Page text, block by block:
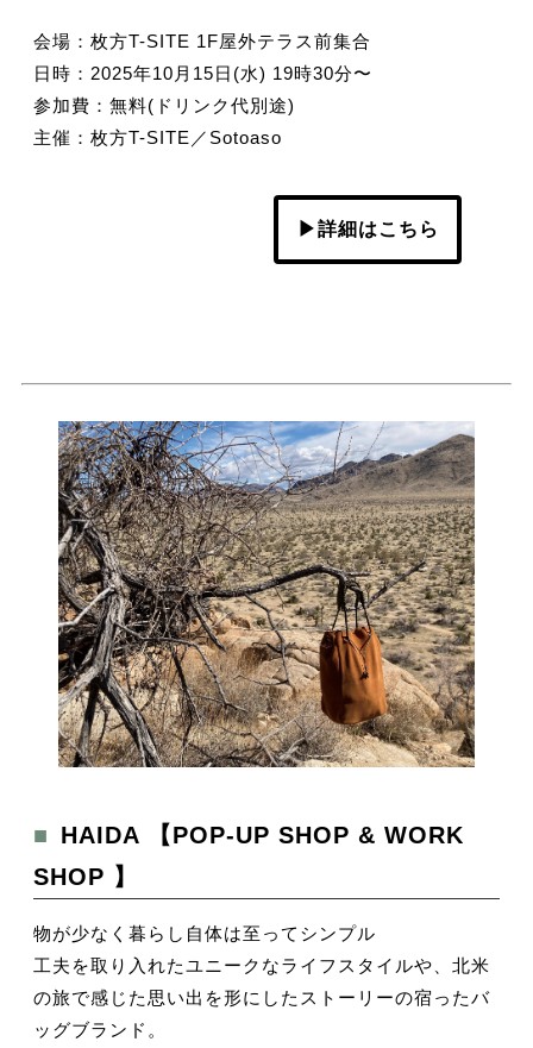
会場：枚方T-SITE 1F屋外テラス前集合
日時：2025年10月15日(水) 19時30分〜
参加費：無料(ドリンク代別途)
主催：枚方T-SITE／Sotoaso
▶詳細はこちら
■HAIDA 【POP-UP SHOP & WORK
SHOP 】
物が少なく暮らし自体は至ってシンプル
工夫を取り入れたユニークなライフスタイルや、北米
の旅で感じた思い出を形にしたストーリーの宿ったバ
ッグブランド。